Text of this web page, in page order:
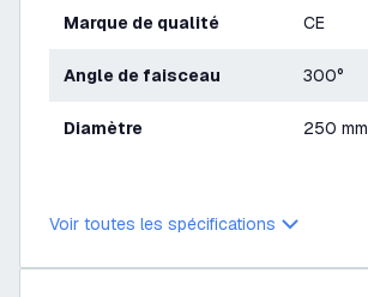
Marque de qualité CE
Angle de faisceau 300°
Diamètre 250 mm
Voir toutes les spécifications